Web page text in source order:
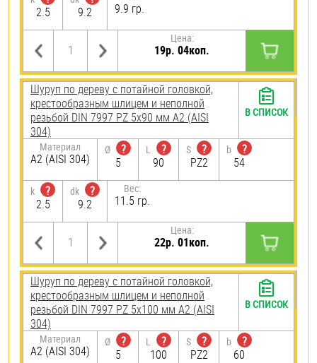
2.5
9.2
9.9 гр.
Цена:
19р. 04коп.
Шуруп по дереву с потайной головкой,
крестообразным шлицем и неполной
резьбой DIN 7997 PZ 5х90 мм А2 (AISI
304)
Материал
А2 (AISI 304)
Ø
?
5
L
?
90
S
?
PZ2
b
?
54
k
?
2.5
dk
?
9.2
Вес:
11.5 гр.
Цена:
22р. 01коп.
В СПИСОК
Шуруп по дереву с потайной головкой,
крестообразным шлицем и неполной
резьбой DIN 7997 PZ 5х100 мм А2 (AISI
304)
Материал
А2 (AISI 304)
Ø
?
5
L
?
100
S
?
PZ2
b
?
60
В СПИСОК